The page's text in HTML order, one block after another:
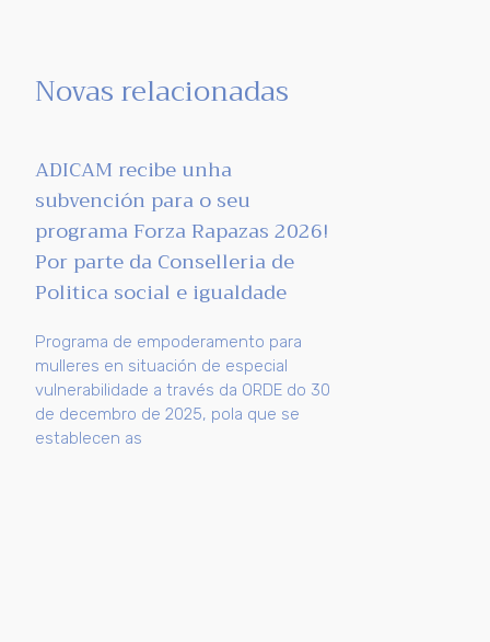
Novas relacionadas
ADICAM recibe unha
subvención para o seu
programa Forza Rapazas 2026!
Por parte da Conselleria de
Politica social e igualdade
Programa de empoderamento para
mulleres en situación de especial
vulnerabilidade a través da ORDE do 30
de decembro de 2025, pola que se
establecen as